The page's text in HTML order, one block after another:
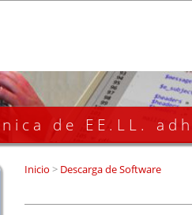
de EE.LL.
Inicio >Descarga de Software